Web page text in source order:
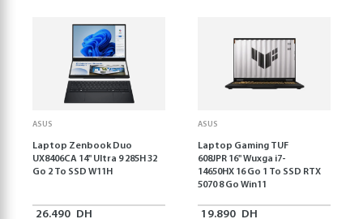
ASUS
Laptop Zenbook Duo
UX8406CA 14'' Ultra 9 285H 32
Go 2 To SSD W11H
26.490 DH
ASUS
Laptop Gaming TUF
608JPR 16'' Wuxga i7-
14650HX 16 Go 1 To SSD RTX
5070 8 Go Win11
19.890 DH